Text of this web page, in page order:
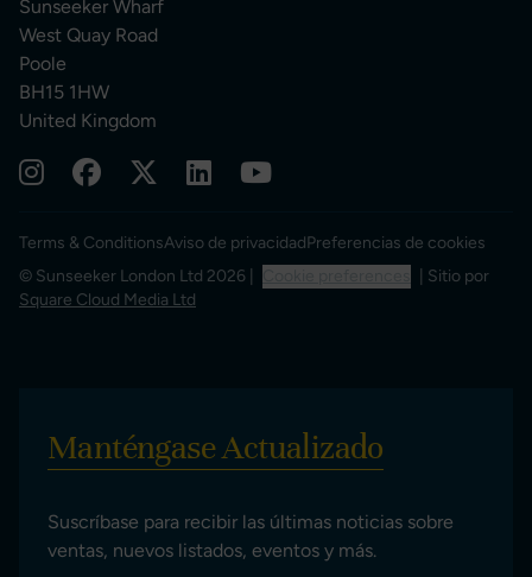
Sunseeker Wharf
West Quay Road
Poole
BH15 1HW
United Kingdom
Terms & ConditionsAviso de privacidadPreferencias de cookies
© Sunseeker London Ltd 2026 |
| Sitio por
Square Cloud Media Ltd
Manténgase Actualizado
Suscríbase para recibir las últimas noticias sobre
ventas, nuevos listados, eventos y más.